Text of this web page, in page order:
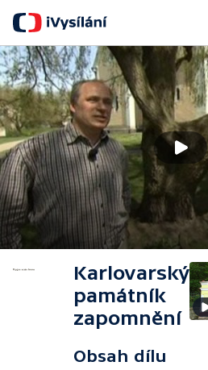
Karlovarský
památník
zapomnění
Obsah dílu